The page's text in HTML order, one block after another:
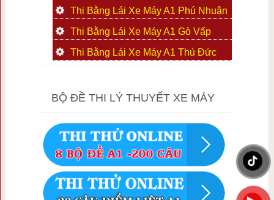
Thi Bằng Lái Xe Máy A1 Phú Nhuận
Thi Bằng Lái Xe Máy A1 Gò Vấp
Thi Bằng Lái Xe Máy A1 Thủ Đức
BỘ ĐỀ THI LÝ THUYẾT XE MÁY